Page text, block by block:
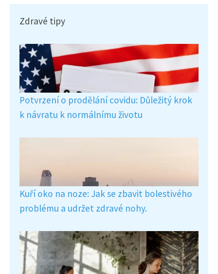
Zdravé tipy
Potvrzení o prodělání covidu: Důležitý krok
k návratu k normálnímu životu
Kuří oko na noze: Jak se zbavit bolestivého
problému a udržet zdravé nohy.